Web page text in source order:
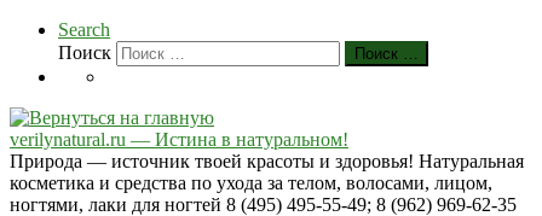
Search
Поиск
Поиск …
verilynatural.ru — Истина в натуральном!
Природа — источник твоей красоты и здоровья! Натуральная
косметика и средства по ухода за телом, волосами, лицом,
ногтями, лаки для ногтей 8 (495) 495-55-49; 8 (962) 969-62-35